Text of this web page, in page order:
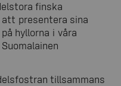
finska
presentera sina
hyllorna i våra
tillsammans